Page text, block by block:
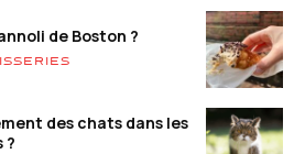
de Boston ?
des chats dans les
?